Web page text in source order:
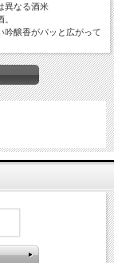
異なる酒米
吟醸香がパッと広がって
！